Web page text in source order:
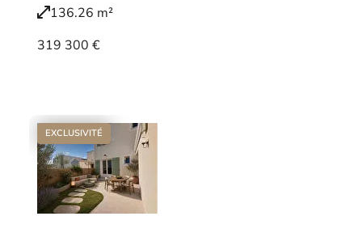
136.26 m²
319 300 €
EXCLUSIVITÉ